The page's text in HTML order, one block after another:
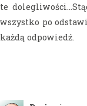
te
wszystko po
każdą odpowiedź.